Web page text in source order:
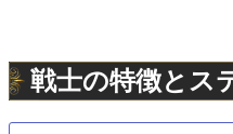
戦士の特徴とス